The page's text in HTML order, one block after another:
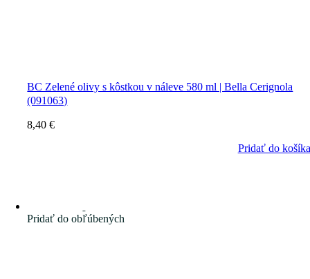
BC Zelené olivy s kôstkou v náleve 580 ml | Bella Cerignola
(091063)
8,40€
Pridať do košíka
Pridať do obľúbených